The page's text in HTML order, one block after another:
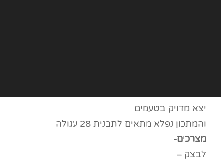
יצא מדויק בטעמים
והמתכון נפלא מתאים לתבנית 28 עגולה
מצרכים-
לבצק –